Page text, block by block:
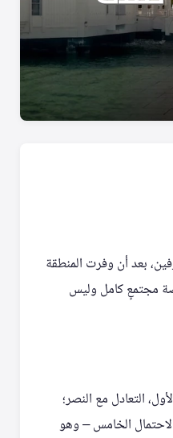
بعد أن وفرت المنطقة
مجتمعٍ كامل وليس
التعادل مع النصر؛
الاحتمال الخامس – وهو